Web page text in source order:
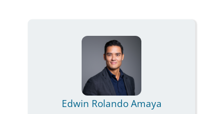
Edwin Rolando Amaya